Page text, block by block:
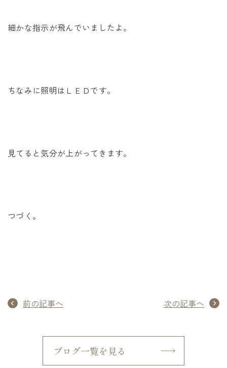
細かな指示が飛んでいましたよ。
ちなみに照明はＬＥＤです。
見てると気分が上がってきます。
つづく。
前の記事へ 次の記事へ
ブログ一覧を見る